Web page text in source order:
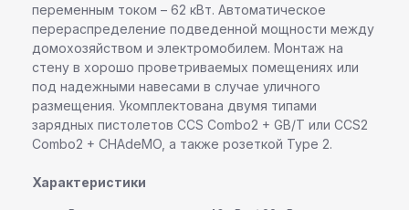
переменным током – 62 кВт. Автоматическое
перераспределение подведенной мощности между
домохозяйством и электромобилем. Монтаж на
стену в хорошо проветриваемых помещениях или
под надежными навесами в случае уличного
размещения. Укомплектована двумя типами
зарядных пистолетов CCS Combo2 + GB/T или CCS2
Combo2 + CHAdeMO, а также розеткой Type 2.
Характеристики
Команда профессионалов Pandora